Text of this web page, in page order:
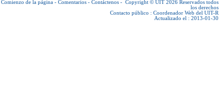
Comienzo de la página - Comentarios - Contáctenos - Copyright © UIT 2026 Reservados todos
los derechos
Contacto público : Coordenador Web del UIT-R
Actualizado el : 2013-01-30